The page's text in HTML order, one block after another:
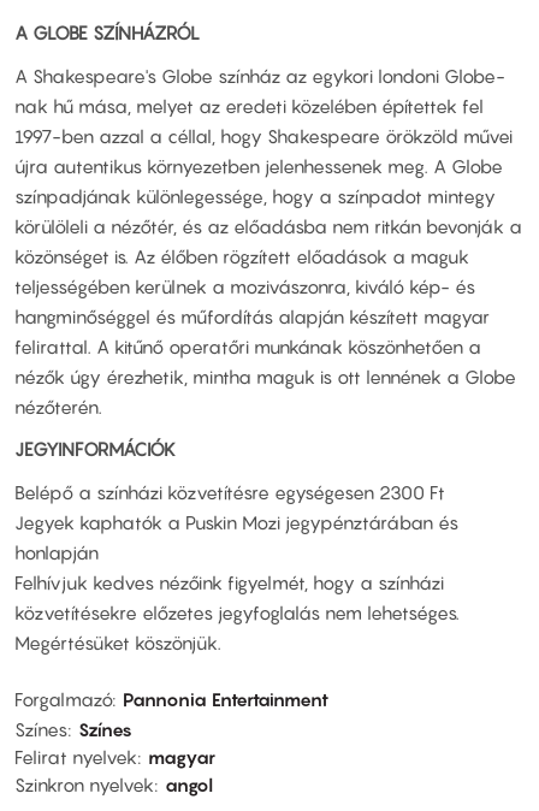
A GLOBE SZÍNHÁZRÓL
A Shakespeare's Globe színház az egykori londoni Globe-
nak hű mása, melyet az eredeti közelében építettek fel
1997-ben azzal a céllal, hogy Shakespeare örökzöld művei
újra autentikus környezetben jelenhessenek meg. A Globe
színpadjának különlegessége, hogy a színpadot mintegy
körülöleli a nézőtér, és az előadásba nem ritkán bevonják a
közönséget is. Az élőben rögzített előadások a maguk
teljességében kerülnek a mozivászonra, kiváló kép- és
hangminőséggel és műfordítás alapján készített magyar
felirattal. A kitűnő operatőri munkának köszönhetően a
nézők úgy érezhetik, mintha maguk is ott lennének a Globe
nézőterén.
JEGYINFORMÁCIÓK
Belépő a színházi közvetítésre egységesen 2300 Ft
Jegyek kaphatók a Puskin Mozi jegypénztárában és
honlapján
Felhívjuk kedves nézőink figyelmét, hogy a színházi
közvetítésekre előzetes jegyfoglalás nem lehetséges.
Megértésüket köszönjük.
Forgalmazó Pannonia Entertainment
Színes Színes
Felirat nyelvek
magyar
Szinkron nyelvek
angol